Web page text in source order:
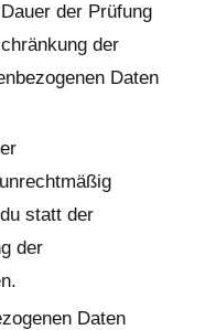
der Prüfung
der
Daten
statt der
der
Daten